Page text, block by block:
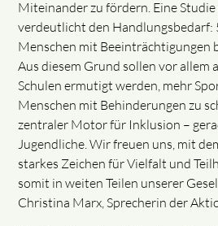
Miteinander zu fördern. Eine
verdeutlicht den Handlungsbedarf:
Menschen mit Beeinträchtigungen
Aus diesem Grund sollen vor allem
Schulen ermutigt werden, mehr
Menschen mit Behinderungen zu
zentraler Motor für Inklusion –
Jugendliche. Wir freuen uns, mit
starkes Zeichen für Vielfalt und
somit in weiten Teilen unserer
Christina Marx, Sprecherin der